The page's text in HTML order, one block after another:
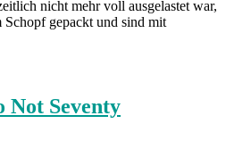
nicht mehr voll ausgelastet war,
gepackt und sind mit
Not Seventy